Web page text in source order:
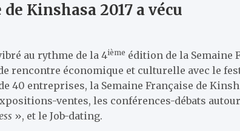
Kinshasa 2017 a vécu
au rythme de la 4ième édition de la Semaine
rencontre économique et culturelle avec le
40 entreprises, la Semaine Française de
ventes, les conférences-débats
», et le Job-dating.